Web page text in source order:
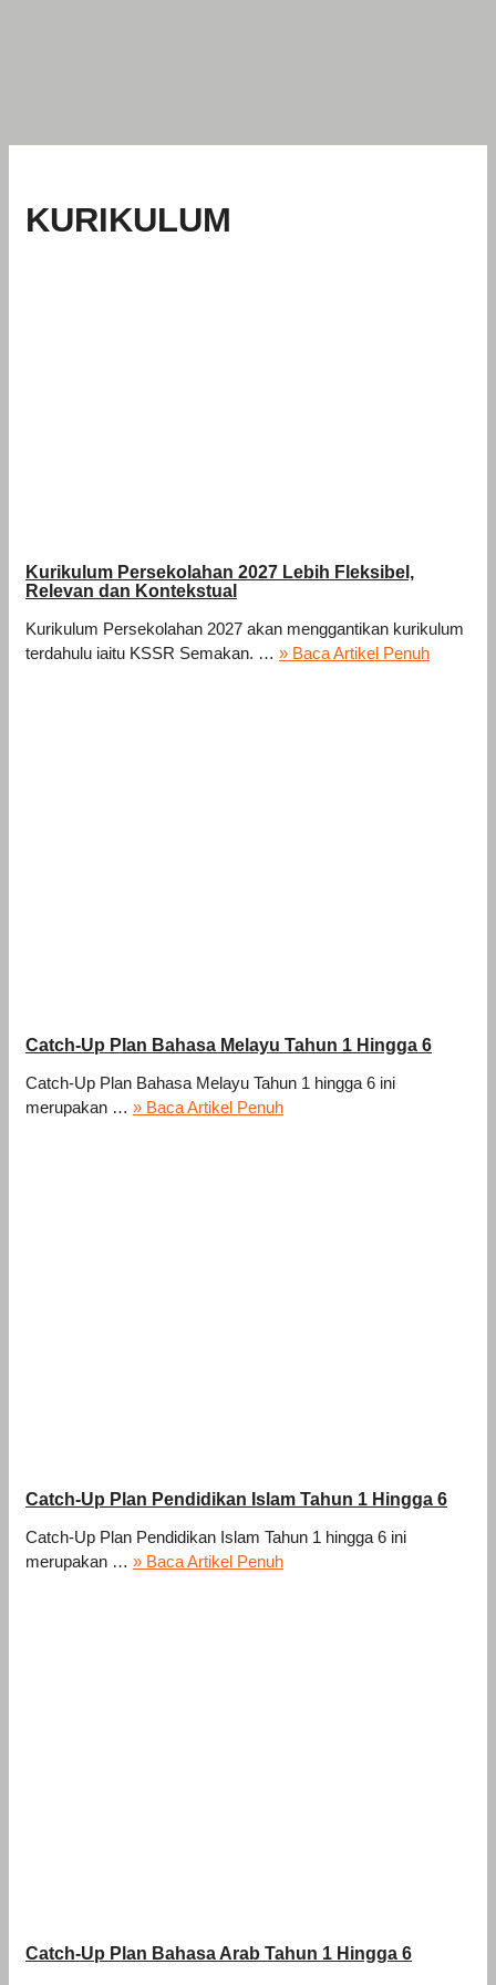
KURIKULUM
Kurikulum Persekolahan 2027 Lebih Fleksibel,
Relevan dan Kontekstual
Kurikulum Persekolahan 2027 akan menggantikan kurikulum
terdahulu iaitu KSSR Semakan. … » Baca Artikel Penuh
Catch-Up Plan Bahasa Melayu Tahun 1 Hingga 6
Catch-Up Plan Bahasa Melayu Tahun 1 hingga 6 ini
merupakan … » Baca Artikel Penuh
Catch-Up Plan Pendidikan Islam Tahun 1 Hingga 6
Catch-Up Plan Pendidikan Islam Tahun 1 hingga 6 ini
merupakan … » Baca Artikel Penuh
Catch-Up Plan Bahasa Arab Tahun 1 Hingga 6